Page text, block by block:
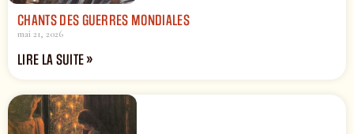
CHANTS DES GUERRES MONDIALES
mai 21, 2026
LIRE LA SUITE »